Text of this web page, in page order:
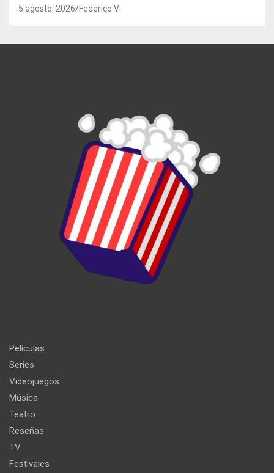
5 agosto, 2026 Federico V.
Películas
Series
Videojuegos
Música
Teatro
Reseñas
TV
Festivales